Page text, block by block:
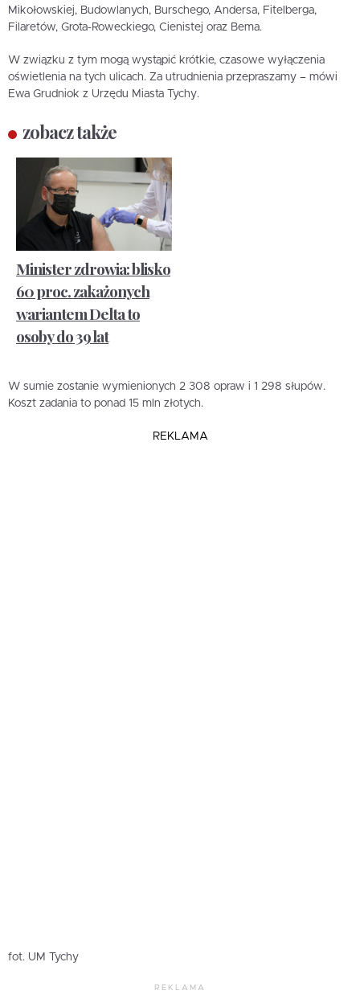
Mikołowskiej, Budowlanych, Burschego, Andersa, Fitelberga,
Filaretów, Grota-Roweckiego, Cienistej oraz Bema.
W związku z tym mogą wystąpić krótkie, czasowe wyłączenia
oświetlenia na tych ulicach. Za utrudnienia przepraszamy – mówi
Ewa Grudniok z Urzędu Miasta Tychy.
zobacz także
Minister zdrowia: blisko
60 proc. zakażonych
wariantem Delta to
osoby do 39 lat
W sumie zostanie wymienionych 2 308 opraw i 1 298 słupów.
Koszt zadania to ponad 15 mln złotych.
REKLAMA
fot. UM Tychy
REKLAMA